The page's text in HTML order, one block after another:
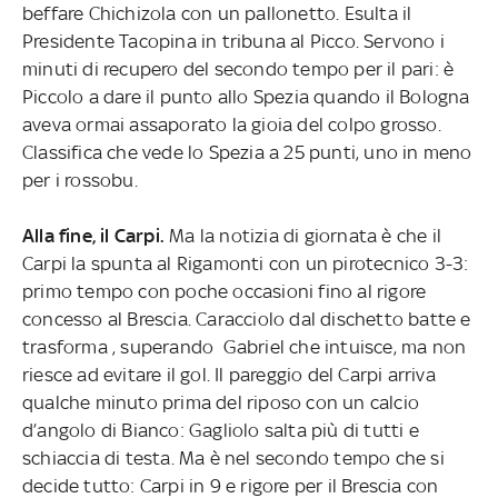
beffare Chichizola con un pallonetto. Esulta il
Presidente Tacopina in tribuna al Picco. Servono i
minuti di recupero del secondo tempo per il pari: è
Piccolo a dare il punto allo Spezia quando il Bologna
aveva ormai assaporato la gioia del colpo grosso.
Classifica che vede lo Spezia a 25 punti, uno in meno
per i rossobu.
Alla fine, il Carpi. Ma la notizia di giornata è che il
Carpi la spunta al Rigamonti con un pirotecnico 3-3:
primo tempo con poche occasioni fino al rigore
concesso al Brescia. Caracciolo dal dischetto batte e
trasforma , superando Gabriel che intuisce, ma non
riesce ad evitare il gol. Il pareggio del Carpi arriva
qualche minuto prima del riposo con un calcio
d’angolo di Bianco: Gagliolo salta più di tutti e
schiaccia di testa. Ma è nel secondo tempo che si
decide tutto: Carpi in 9 e rigore per il Brescia con